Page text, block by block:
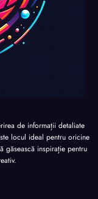
de informații detaliate
locul ideal pentru oricine
găsească inspirație pentru